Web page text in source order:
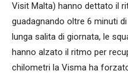
Visit Malta) hanno dettato il
guadagnando oltre 6 minuti
lunga salita di giornata, le
hanno alzato il ritmo per
chilometri la Visma ha